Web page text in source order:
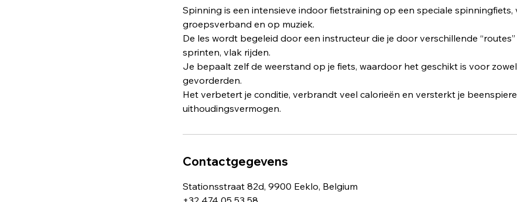
Spinning is een intensieve indoor fietstraining op een speciale spinningfiets,
groepsverband en op muziek.
De les wordt begeleid door een instructeur die je door verschillende
sprinten, vlak rijden.
Je bepaalt zelf de weerstand op je fiets, waardoor het geschikt is voor
gevorderden.
Het verbetert je conditie, verbrandt veel calorieën en versterkt je
uithoudingsvermogen.
Contactgegevens
Stationsstraat 82d, 9900 Eeklo, Belgium